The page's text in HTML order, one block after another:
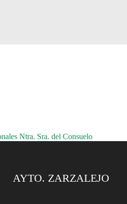
Ntra. Sra. del Consuelo
AYTO. ZARZALEJO